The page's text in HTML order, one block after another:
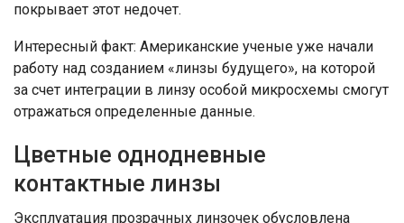
покрывает этот недочет.
Интересный факт: Американские ученые уже начали
работу над созданием «линзы будущего», на которой
за счет интеграции в линзу особой микросхемы смогут
отражаться определенные данные.
Цветные однодневные
контактные линзы
Эксплуатация прозрачных линзочек обусловлена